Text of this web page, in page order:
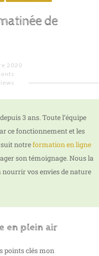
de
2020
3 ans. Toute l’équipe
ce fonctionnement et les
notreformation en ligne
son témoignage. Nous la
nourrir vos envies de nature
en plein air
points clés mon